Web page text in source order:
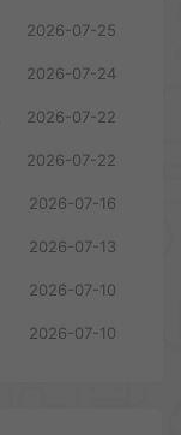
2026-07-25
2026-07-24
2026-07-22
2026-07-22
2026-07-16
2026-07-13
2026-07-10
2026-07-10